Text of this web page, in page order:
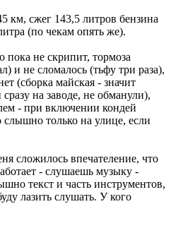
км, сжег 143,5 литров бензина
(по чекам опять же).
пока не скрипит, тормоза
и не сломалось (тьфу три раза),
(сборка майская - значит
на заводе, не обманули),
- при включении кондей
только на улице, если
сложилось впечателение, что
- слушаешь музыку -
текст и часть инструментов,
лазить слушать. У кого